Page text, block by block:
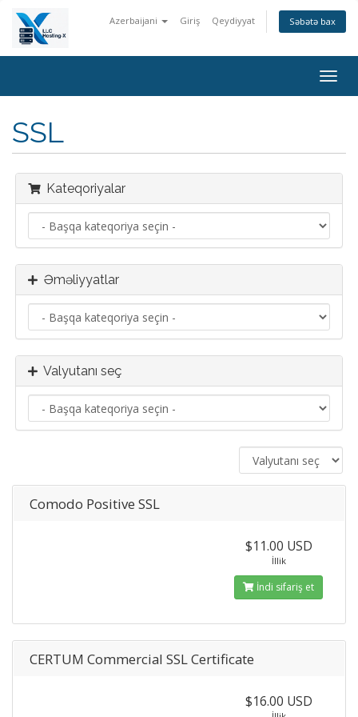
Azerbaijani Giriş Qeydiyyat Səbətə bax
keçid
SSL
Kateqoriyalar
Əməliyyatlar
Valyutanı seç
Comodo Positive SSL
$11.00 USD
İllik
İndi sifariş et
CERTUM Commercial SSL Certificate
$16.00 USD